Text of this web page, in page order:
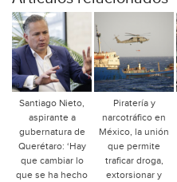
Santiago Nieto,
aspirante a
gubernatura de
Querétaro: ‘Hay
que cambiar lo
que se ha hecho
Piratería y
narcotráfico en
México, la unión
que permite
traficar droga,
extorsionar y